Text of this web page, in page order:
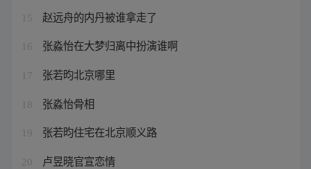
15 赵远舟的内丹被谁拿走了
16 张淼怡在大梦归离中扮演谁啊
17 张若昀北京哪里
18 张淼怡骨相
19 张若昀住宅在北京顺义路
20 卢昱晓官宣恋情